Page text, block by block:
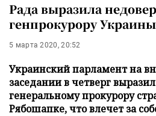
Рада выразила
генпрокурору Украины
5 марта 2020, 20:52
Украинский парламент на
заседании в четверг
генеральному прокурору
Рябошапке, что влечет за